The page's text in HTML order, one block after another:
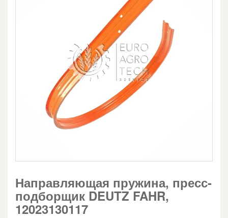
Направляющая пружина, пресс-
подборщик DEUTZ FAHR,
12023130117